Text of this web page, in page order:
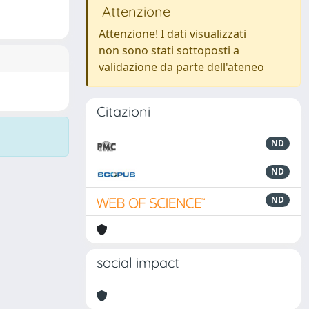
Attenzione
Attenzione! I dati visualizzati
non sono stati sottoposti a
validazione da parte dell'ateneo
Citazioni
ND
ND
ND
social impact